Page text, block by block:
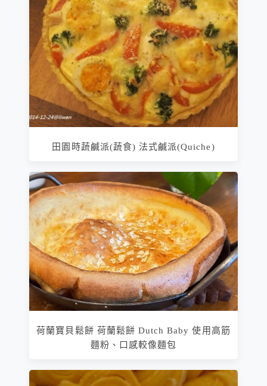
田園時蔬鹹派(蔬食) 法式鹹派(Quiche)
荷蘭寶貝鬆餅 荷蘭鬆餅 Dutch Baby 使用高筋
麵粉、口感較像麵包